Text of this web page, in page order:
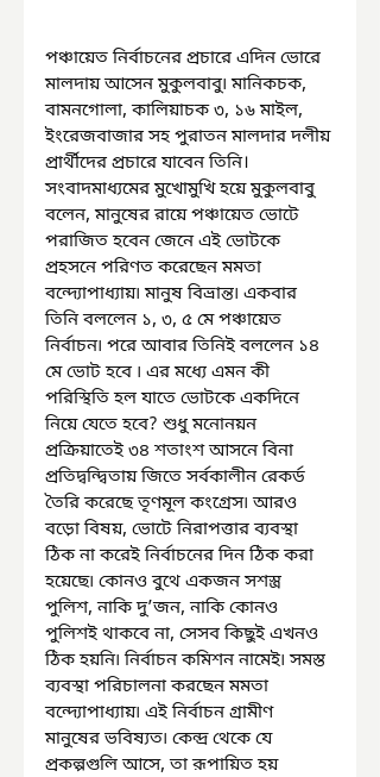
পঞ্চায়েত নির্বাচনের প্রচারে এদিন ভোরে
মালদায় আসেন মুকুলবাবু৷ মানিকচক,
বামনগোলা, কালিয়াচক ৩, ১৬ মাইল,
ইংরেজবাজার সহ পুরাতন মালদার দলীয়
প্রার্থীদের প্রচারে যাবেন তিনি।
সংবাদমাধ্যমের মুখোমুখি হয়ে মুকুলবাবু
বলেন, মানুষের রায়ে পঞ্চায়েত ভোটে
পরাজিত হবেন জেনে এই ভোটকে
প্রহসনে পরিণত করেছেন মমতা
বন্দ্যোপাধ্যায়৷ মানুষ বিভ্রান্ত৷ একবার
তিনি বললেন ১, ৩, ৫ মে পঞ্চায়েত
নির্বাচন৷ পরে আবার তিনিই বললেন ১৪
মে ভোট হবে ৷ এর মধ্যে এমন কী
পরিস্থিতি হল যাতে ভোটকে একদিনে
নিয়ে যেতে হবে? শুধু মনোনয়ন
প্রক্রিয়াতেই ৩৪ শতাংশ আসনে বিনা
প্রতিদ্বন্দ্বিতায় জিতে সর্বকালীন রেকর্ড
তৈরি করেছে তৃণমূল কংগ্রেস৷ আরও
বড়ো বিষয়, ভোটে নিরাপত্তার ব্যবস্থা
ঠিক না করেই নির্বাচনের দিন ঠিক করা
হয়েছে৷ কোনও বুথে একজন সশস্ত্র
পুলিশ, নাকি দু’জন, নাকি কোনও
পুলিশই থাকবে না, সেসব কিছুই এখনও
ঠিক হয়নি৷ নির্বাচন কমিশন নামেই৷ সমস্ত
ব্যবস্থা পরিচালনা করছেন মমতা
বন্দ্যোপাধ্যায়৷ এই নির্বাচন গ্রামীণ
মানুষের ভবিষ্যত৷ কেন্দ্র থেকে যে
প্রকল্পগুলি আসে, তা রূপায়িত হয়